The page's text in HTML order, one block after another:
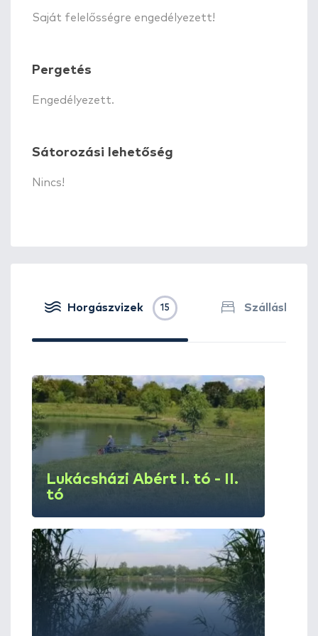
Saját felelősségre engedélyezett!
Pergetés
Engedélyezett.
Sátorozási lehetőség
Nincs!
Horgászvizek 15
Lukácsházi Abért I. tó - II.
tó